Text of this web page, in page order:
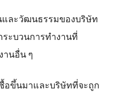
และวัฒนธรรมของบริษัท
ะบวนการทำงานที่
านอื่น ๆ
อขึ้นมาและบริษัทที่จะถูก